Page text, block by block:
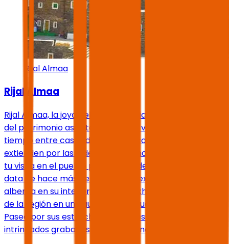
Rijal Almaa
Rijal Almaa
Rijal Almaa, la joya del sur de Arabia Saudita y el tesoro
del patrimonio asirí, te lleva en un viaje a través del
tiempo entre casas de piedra decoradas que se
extienden por las laderas de las montañas. Comienza
tu visita en el pueblo patrimonial de Rijal Almaa, que
data de hace más de 900 años, y explora el museo que
alberga en su interior, donde se exhibe el patrimonio
de la región en un cautivador lenguaje arquitectónico.
Pasea por sus estrechos callejones y disfruta de los
intrincados grabados y decoraciones de sus muros.